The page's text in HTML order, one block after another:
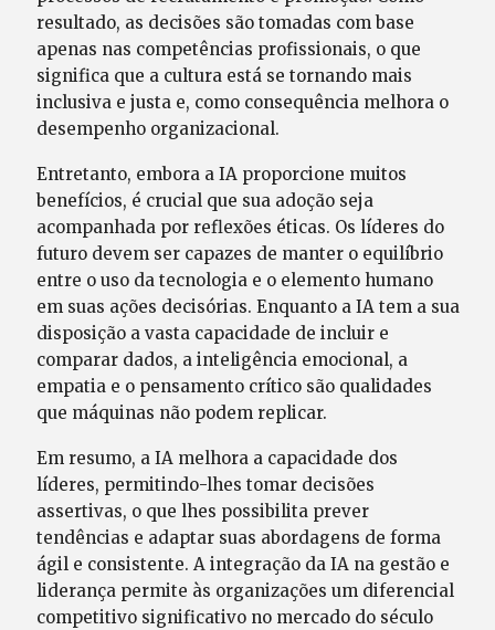
resultado, as decisões são tomadas com base
apenas nas competências profissionais, o que
significa que a cultura está se tornando mais
inclusiva e justa e, como consequência melhora o
desempenho organizacional.
Entretanto, embora a IA proporcione muitos
benefícios, é crucial que sua adoção seja
acompanhada por reflexões éticas. Os líderes do
futuro devem ser capazes de manter o equilíbrio
entre o uso da tecnologia e o elemento humano
em suas ações decisórias. Enquanto a IA tem a sua
disposição a vasta capacidade de incluir e
comparar dados, a inteligência emocional, a
empatia e o pensamento crítico são qualidades
que máquinas não podem replicar.
Em resumo, a IA melhora a capacidade dos
líderes, permitindo-lhes tomar decisões
assertivas, o que lhes possibilita prever
tendências e adaptar suas abordagens de forma
ágil e consistente. A integração da IA na gestão e
liderança permite às organizações um diferencial
competitivo significativo no mercado do século